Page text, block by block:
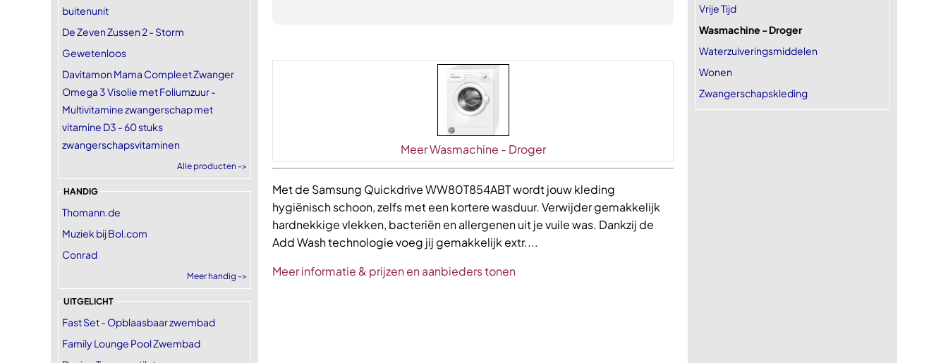
buitenunit
De Zeven Zussen 2 - Storm
Gewetenloos
Davitamon Mama Compleet Zwanger
Omega 3 Visolie met Foliumzuur -
Multivitamine zwangerschap met
vitamine D3 - 60 stuks
zwangerschapsvitaminen
Alle producten ->
HANDIG
Thomann.de
Muziek bij Bol.com
Conrad
Meer handig ->
UITGELICHT
Fast Set - Opblaasbaar zwembad
Family Lounge Pool Zwembad
Meer Wasmachine - Droger
Met de Samsung Quickdrive WW80T854ABT wordt jouw kleding
hygiënisch schoon, zelfs met een kortere wasduur. Verwijder gemakkelijk
hardnekkige vlekken, bacteriën en allergenen uit je vuile was. Dankzij de
Add Wash technologie voeg jij gemakkelijk extr....
Meer informatie & prijzen en aanbieders tonen
Vrije Tijd
Wasmachine - Droger
Waterzuiveringsmiddelen
Wonen
Zwangerschapskleding